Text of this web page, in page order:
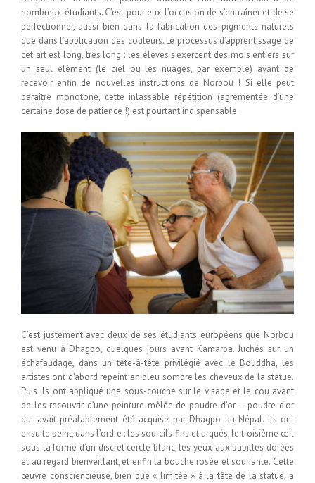
nombreux étudiants. C’est pour eux l’occasion de s’entraîner et de se
perfectionner, aussi bien dans la fabrication des pigments naturels
que dans l’application des couleurs. Le processus d’apprentissage de
cet art est long, très long : les élèves s’exercent des mois entiers sur
un seul élément (le ciel ou les nuages, par exemple) avant de
recevoir enfin de nouvelles instructions de Norbou ! Si elle peut
paraître monotone, cette inlassable répétition (agrémentée d’une
certaine dose de patience !) est pourtant indispensable.
C’est justement avec deux de ses étudiants européens que Norbou
est venu à Dhagpo, quelques jours avant Kamarpa. Juchés sur un
échafaudage, dans un tête-à-tête privilégié avec le Bouddha, les
artistes ont d’abord repeint en bleu sombre les cheveux de la statue.
Puis ils ont appliqué une sous-couche sur le visage et le cou avant
de les recouvrir d’une peinture mêlée de poudre d’or – poudre d’or
qui avait préalablement été acquise par Dhagpo au Népal. Ils ont
ensuite peint, dans l’ordre : les sourcils fins et arqués, le troisième œil
sous la forme d’un discret cercle blanc, les yeux aux pupilles dorées
et au regard bienveillant, et enfin la bouche rosée et souriante. Cette
œuvre consciencieuse, bien que « limitée » à la tête de la statue, a